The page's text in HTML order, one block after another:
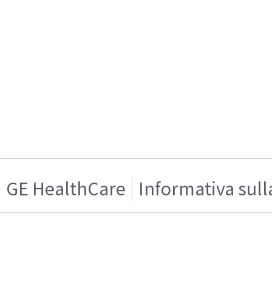
GE HealthCare Informativa